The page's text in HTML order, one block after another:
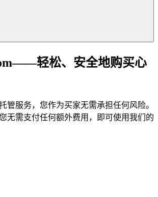
轻松、安全地购买心
管服务，您作为买家无需承担任何风险。
无需支付任何额外费用，即可使用我们的